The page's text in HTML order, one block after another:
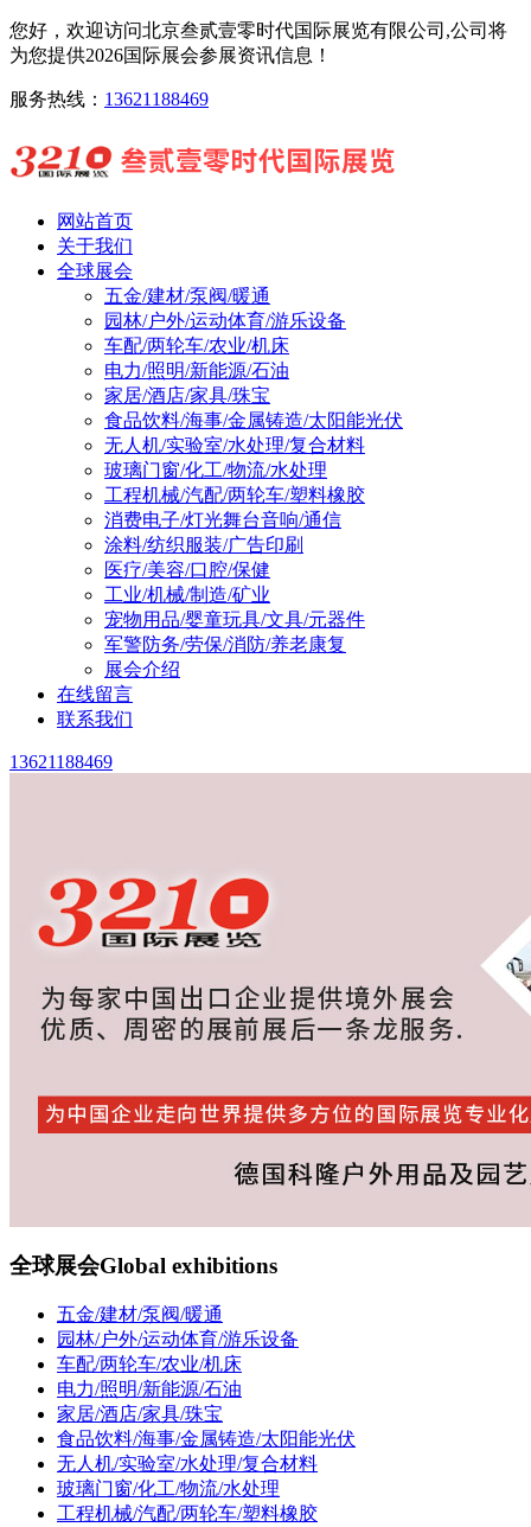
您好，欢迎访问北京叁贰壹零时代国际展览有限公司,公司将
为您提供2026国际展会参展资讯信息！
服务热线： 13621188469
网站首页
关于我们
全球展会
五金/建材/泵阀/暖通
园林/户外/运动体育/游乐设备
车配/两轮车/农业/机床
电力/照明/新能源/石油
家居/酒店/家具/珠宝
食品饮料/海事/金属铸造/太阳能光伏
无人机/实验室/水处理/复合材料
玻璃门窗/化工/物流/水处理
工程机械/汽配/两轮车/塑料橡胶
消费电子/灯光舞台音响/通信
涂料/纺织服装/广告印刷
医疗/美容/口腔/保健
工业/机械/制造/矿业
宠物用品/婴童玩具/文具/元器件
军警防务/劳保/消防/养老康复
展会介绍
在线留言
联系我们
13621188469
全球展会Global exhibitions
五金/建材/泵阀/暖通
园林/户外/运动体育/游乐设备
车配/两轮车/农业/机床
电力/照明/新能源/石油
家居/酒店/家具/珠宝
食品饮料/海事/金属铸造/太阳能光伏
无人机/实验室/水处理/复合材料
玻璃门窗/化工/物流/水处理
工程机械/汽配/两轮车/塑料橡胶